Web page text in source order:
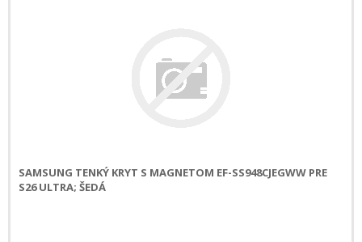
SAMSUNG TENKÝ KRYT S MAGNETOM EF-SS948CJEGWW PRE
S26 ULTRA; ŠEDÁ